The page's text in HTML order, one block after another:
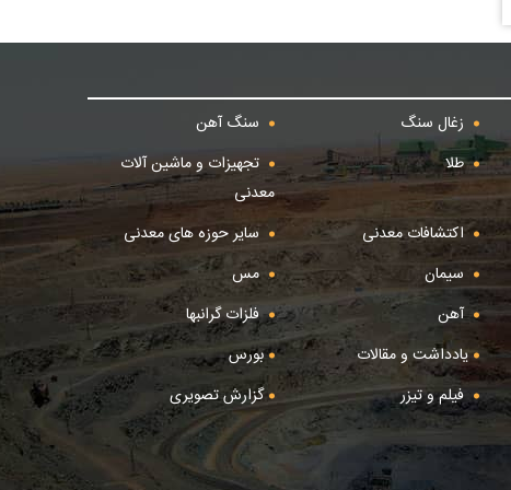
زغال سنگ
سنگ آهن
طلا
تجهیزات و ماشین آلات
معدنی
اکتشافات معدنی
سایر حوزه های معدنی
سیمان
مس
آهن
فلزات گرانبها
یادداشت و مقالات
بورس
فیلم و تیزر
گزارش تصویری